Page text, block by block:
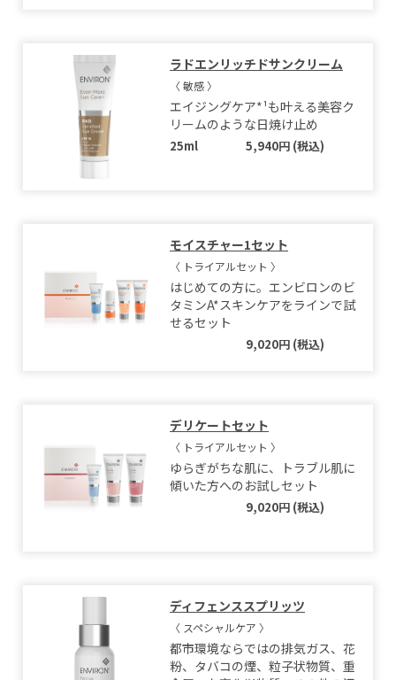
ラドエンリッチドサンクリーム
〈 敏感 〉
エイジングケア*¹も叶える美容ク
リームのような日焼け止め
25ml 5,940円 (税込)
モイスチャー1セット
〈 トライアルセット 〉
はじめての方に。エンビロンのビ
タミンA*スキンケアをラインで試
せるセット
9,020円 (税込)
デリケートセット
〈 トライアルセット 〉
ゆらぎがちな肌に、トラブル肌に
傾いた方へのお試しセット
9,020円 (税込)
ディフェンススプリッツ
〈 スペシャルケア 〉
都市環境ならではの排気ガス、花
粉、タバコの煙、粒子状物質、重